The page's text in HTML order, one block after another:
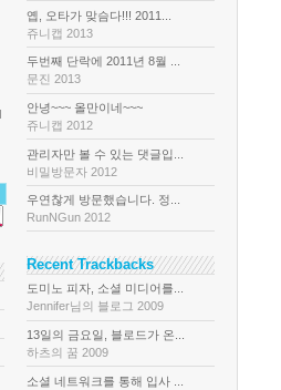
옙, 오타가 맞슴다!!! 2011...
쥬니캡 2013
두번째 단락에 2011년 8월 ...
문진 2013
안녕~~~ 올만이네~~~
쥬니캡 2012
관리자만 볼 수 있는 댓글입...
비밀방문자 2012
우연찮게 방문했습니다. 정...
RunNGun 2012
Recent Trackbacks
도미노 피자, 소셜 미디어를...
Jennifer님의 블로그 2009
13일의 금요일, 블로드가 온...
하츠의 꿈 2009
소셜 네트워크를 통해 입사 ...